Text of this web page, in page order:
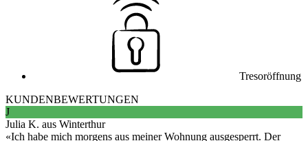
Tresoröffnung
KUNDENBEWERTUNGEN
J
Julia K. aus Winterthur
Ich habe mich morgens aus meiner Wohnung ausgesperrt. Der